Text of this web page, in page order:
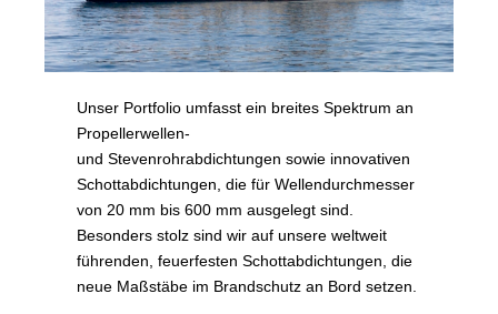
Unser Portfolio umfasst ein breites Spektrum an
Propellerwellen-
und Stevenrohrabdichtungen sowie innovativen
Schottabdichtungen, die für Wellendurchmesser
von 20 mm bis 600 mm ausgelegt sind.
Besonders stolz sind wir auf unsere weltweit
führenden, feuerfesten Schottabdichtungen, die
neue Maßstäbe im Brandschutz an Bord setzen.